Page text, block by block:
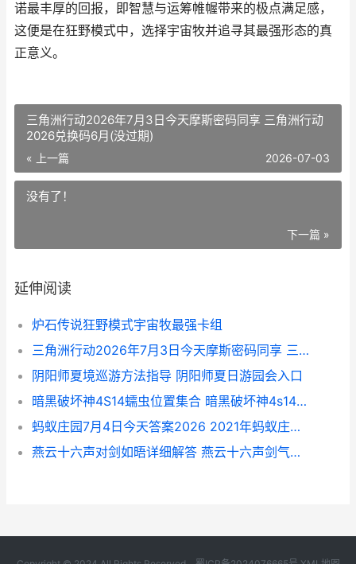
诺最丰厚的回报，即智慧与运筹帷幄带来的极点满足感，
这便是在狂野模式中，选择宇宙牧并追寻其最强形态的真
正意义。
三角洲行动2026年7月3日今天摩斯密码同享 三角洲行动
2026兑换码6月(没过期)
« 上一篇 2026-07-03
没有了！
下一篇 »
延伸阅读
炉石传说狂野模式宇宙牧最强卡组
三角洲行动2026年7月3日今天摩斯密码同享 三角洲行动2026兑换码6月(没过期)
阴阳师夏境巡游方法指导 阴阳师夏日游园会入口
暗黑破坏神4S14蠕虫位置集合 暗黑破坏神4s14赛季电法加点
蚂蚁庄园7月4日今天答案2026 2021年蚂蚁庄园7月4日答案
燕云十六声对剑如晤详细解答 燕云十六声剑气纵横怎么获取